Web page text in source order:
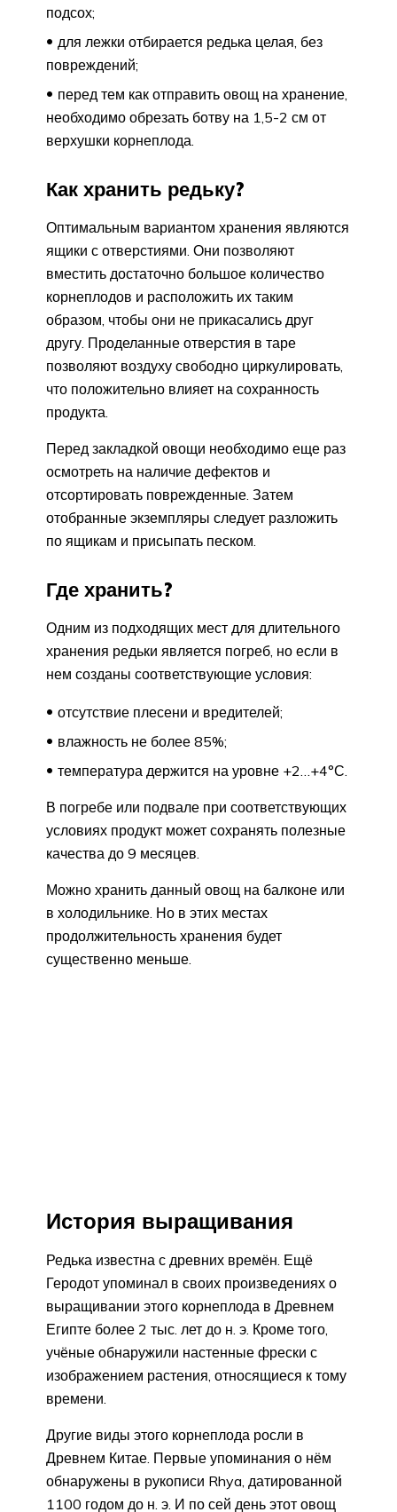
подсох;
для лежки отбирается редька целая, без
повреждений;
перед тем как отправить овощ на хранение,
необходимо обрезать ботву на 1,5-2 см от
верхушки корнеплода.
Как хранить редьку?
Оптимальным вариантом хранения являются
ящики с отверстиями. Они позволяют
вместить достаточно большое количество
корнеплодов и расположить их таким
образом, чтобы они не прикасались друг
другу. Проделанные отверстия в таре
позволяют воздуху свободно циркулировать,
что положительно влияет на сохранность
продукта.
Перед закладкой овощи необходимо еще раз
осмотреть на наличие дефектов и
отсортировать поврежденные. Затем
отобранные экземпляры следует разложить
по ящикам и присыпать песком.
Где хранить?
Одним из подходящих мест для длительного
хранения редьки является погреб, но если в
нем созданы соответствующие условия:
отсутствие плесени и вредителей;
влажность не более 85%;
температура держится на уровне +2…+4°С.
В погребе или подвале при соответствующих
условиях продукт может сохранять полезные
качества до 9 месяцев.
Можно хранить данный овощ на балконе или
в холодильнике. Но в этих местах
продолжительность хранения будет
существенно меньше.
История выращивания
Редька известна с древних времён. Ещё
Геродот упоминал в своих произведениях о
выращивании этого корнеплода в Древнем
Египте более 2 тыс. лет до н. э. Кроме того,
учёные обнаружили настенные фрески с
изображением растения, относящиеся к тому
времени.
Другие виды этого корнеплода росли в
Древнем Китае. Первые упоминания о нём
обнаружены в рукописи Rhya, датированной
1100 годом до н. э. И по сей день этот овощ